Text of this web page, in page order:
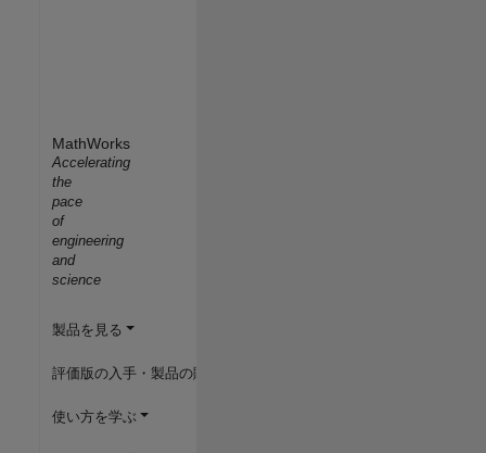
MathWorks
Accelerating
the
pace
of
engineering
and
science
製品を見る
評価版の入手・製品の購入
使い方を学ぶ